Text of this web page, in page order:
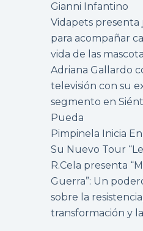
Gianni Infantino
Vidapets presenta
para acompañar
vida de las
Adriana Gallardo
televisión con su
segmento en
Pueda
Pimpinela Inicia
Su Nuevo Tour
R.Cela presenta
Guerra”: Un
sobre la
transformación y